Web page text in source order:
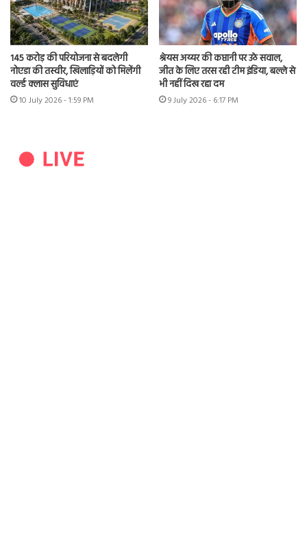
145 करोड़ की परियोजना से बदलेगी
नोएडा की तस्वीर, खिलाड़ियों को मिलेंगी
वर्ल्ड क्लास सुविधाएं
10 July 2026 - 1:59 PM
श्रेयस अय्यर की कप्तानी पर उठे सवाल,
जीत के लिए तरस रही टीम इंडिया, बल्ले से
भी नहीं दिख रहा दम
9 July 2026 - 6:17 PM